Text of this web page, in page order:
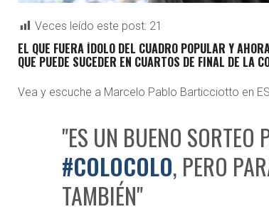
Veces leído este post: 21
EL QUE FUERA ÍDOLO DEL CUADRO POPULAR Y
QUE PUEDE SUCEDER EN CUARTOS DE FINAL DE LA
Vea y escuche a Marcelo Pablo Barticciotto en
"ES UN BUENO SORTEO
#COLOCOLO, PERO
TAMBIÉN"